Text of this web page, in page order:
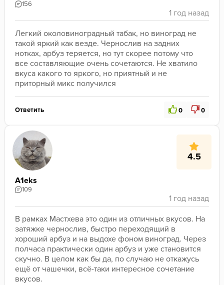
156
Легкий околовиноградный табак, но виноград не
такой яркий как везде. Чернослив на задних
нотках, арбуз теряется, но тут скорее потому что
все составляющие очень сочетаются. Не хватило
вкуса какого то яркого, но приятный и не
приторный микс получился
Ответить 0 0
4.5
A1eks
109
В рамках Мастхева это один из отличных вкусов. На
затяжке чернослив, быстро переходящий в
хороший арбуз и на выдохе фоном виноград. Через
полчаса практически один арбуз и уже становится
скучно. В целом как бы да, по случаю не откажусь
ещё от чашечки, всё-таки интересное сочетание
вкусов.